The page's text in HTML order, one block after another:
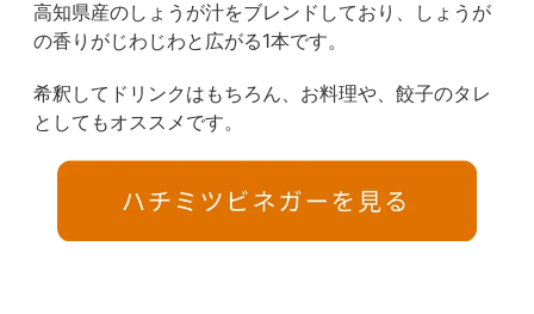
高知県産のしょうが汁をブレンドしており、しょうが
の香りがじわじわと広がる1本です。
希釈してドリンクはもちろん、お料理や、餃子のタレ
としてもオススメです。